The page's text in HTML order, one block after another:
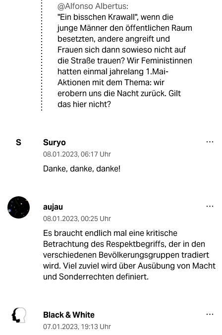
@Alfonso Albertus:
"Ein bisschen Krawall", wenn die
junge Männer den öffentlichen Raum
besetzten, andere angreift und
Frauen sich dann sowieso nicht auf
die Straße trauen? Wir Feministinnen
hatten einmal jahrelang 1.Mai-
Aktionen mit dem Thema: wir
erobern uns die Nacht zurück. Gilt
das hier nicht?
S Suryo
08.01.2023, 06:17 Uhr
Danke, danke, danke!
aujau
08.01.2023, 00:25 Uhr
Es braucht endlich mal eine kritische
Betrachtung des Respektbegriffs, der in den
verschiedenen Bevölkerungsgruppen tradiert
wird. Viel zuviel wird über Ausübung von Macht
und Sonderrechten definiert.
Black & White
07.01.2023, 19:13 Uhr